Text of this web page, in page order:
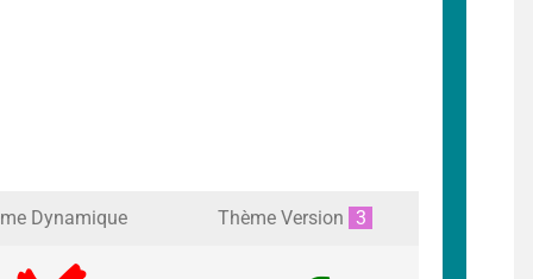
Dynamique Thème Version 3